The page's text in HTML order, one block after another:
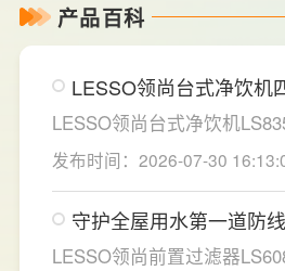
产品百科
LESSO领尚台式净饮机
菌，构筑双重健康防线
LESSO领尚台式净饮机
系统与稀土厚膜即热技术，
提供了一套兼具净化效率与
方案。
发布时间：2026-07-30
守护全屋用水第一道防
置过滤器重塑家庭净水新
LESSO领尚前置过滤器